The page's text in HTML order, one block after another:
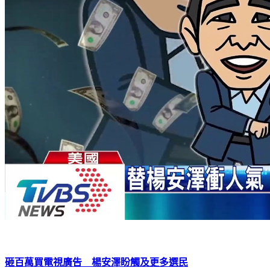
砸百萬買電視廣告 楊安澤盼觸及更多選民